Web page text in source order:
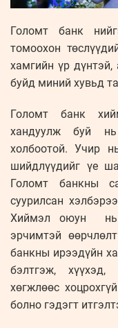
Голомт банк
томоохон
хамгийн үр
буйд миний хувьд
Голомт банк
хандуулж буй нь
холбоотой. Учир
шийдлүүдийг үе
Голомт банкны
суурилсан
Хиймэл оюун нь
эрчимтэй
банкны ирээдүйн
бэлтгэж, хүүхэд,
хөгжлөөс
болно гэдэгт